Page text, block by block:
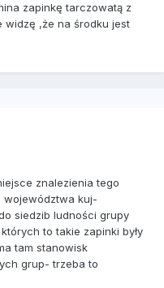
zapinkę tarczowatą z
widzę ,że na środku jest
znalezienia tego
województwa kuj-
siedzib ludności grupy
to takie zapinki były
tam stanowisk
grup- trzeba to